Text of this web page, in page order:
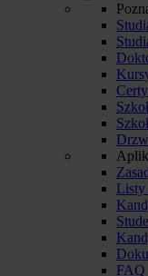
Listy
FAQ